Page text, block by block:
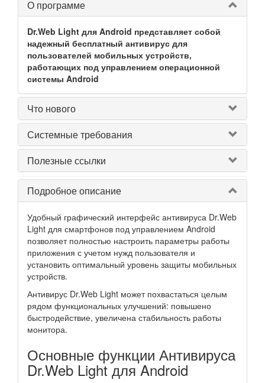
О программе
Dr.Web Light для Android представляет собой
надежный бесплатный антивирус для
пользователей мобильных устройств,
работающих под управлением операционной
системы Android
Что нового
Системные требования
Полезные ссылки
Подробное описание
Удобный графический интерфейс антивируса Dr.Web
Light для смартфонов под управлением Android
позволяет полностью настроить параметры работы
приложения с учетом нужд пользователя и
установить оптимальный уровень защиты мобильных
устройств.
Антивирус Dr.Web Light может похвастаться целым
рядом функциональных улучшений: повышено
быстродействие, увеличена стабильность работы
монитора.
Основные функции Антивируса
Dr.Web Light для Android